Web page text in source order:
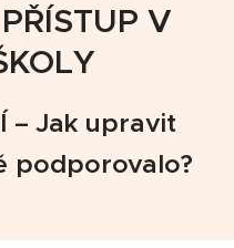
V
– Jak upravit
podporovalo?